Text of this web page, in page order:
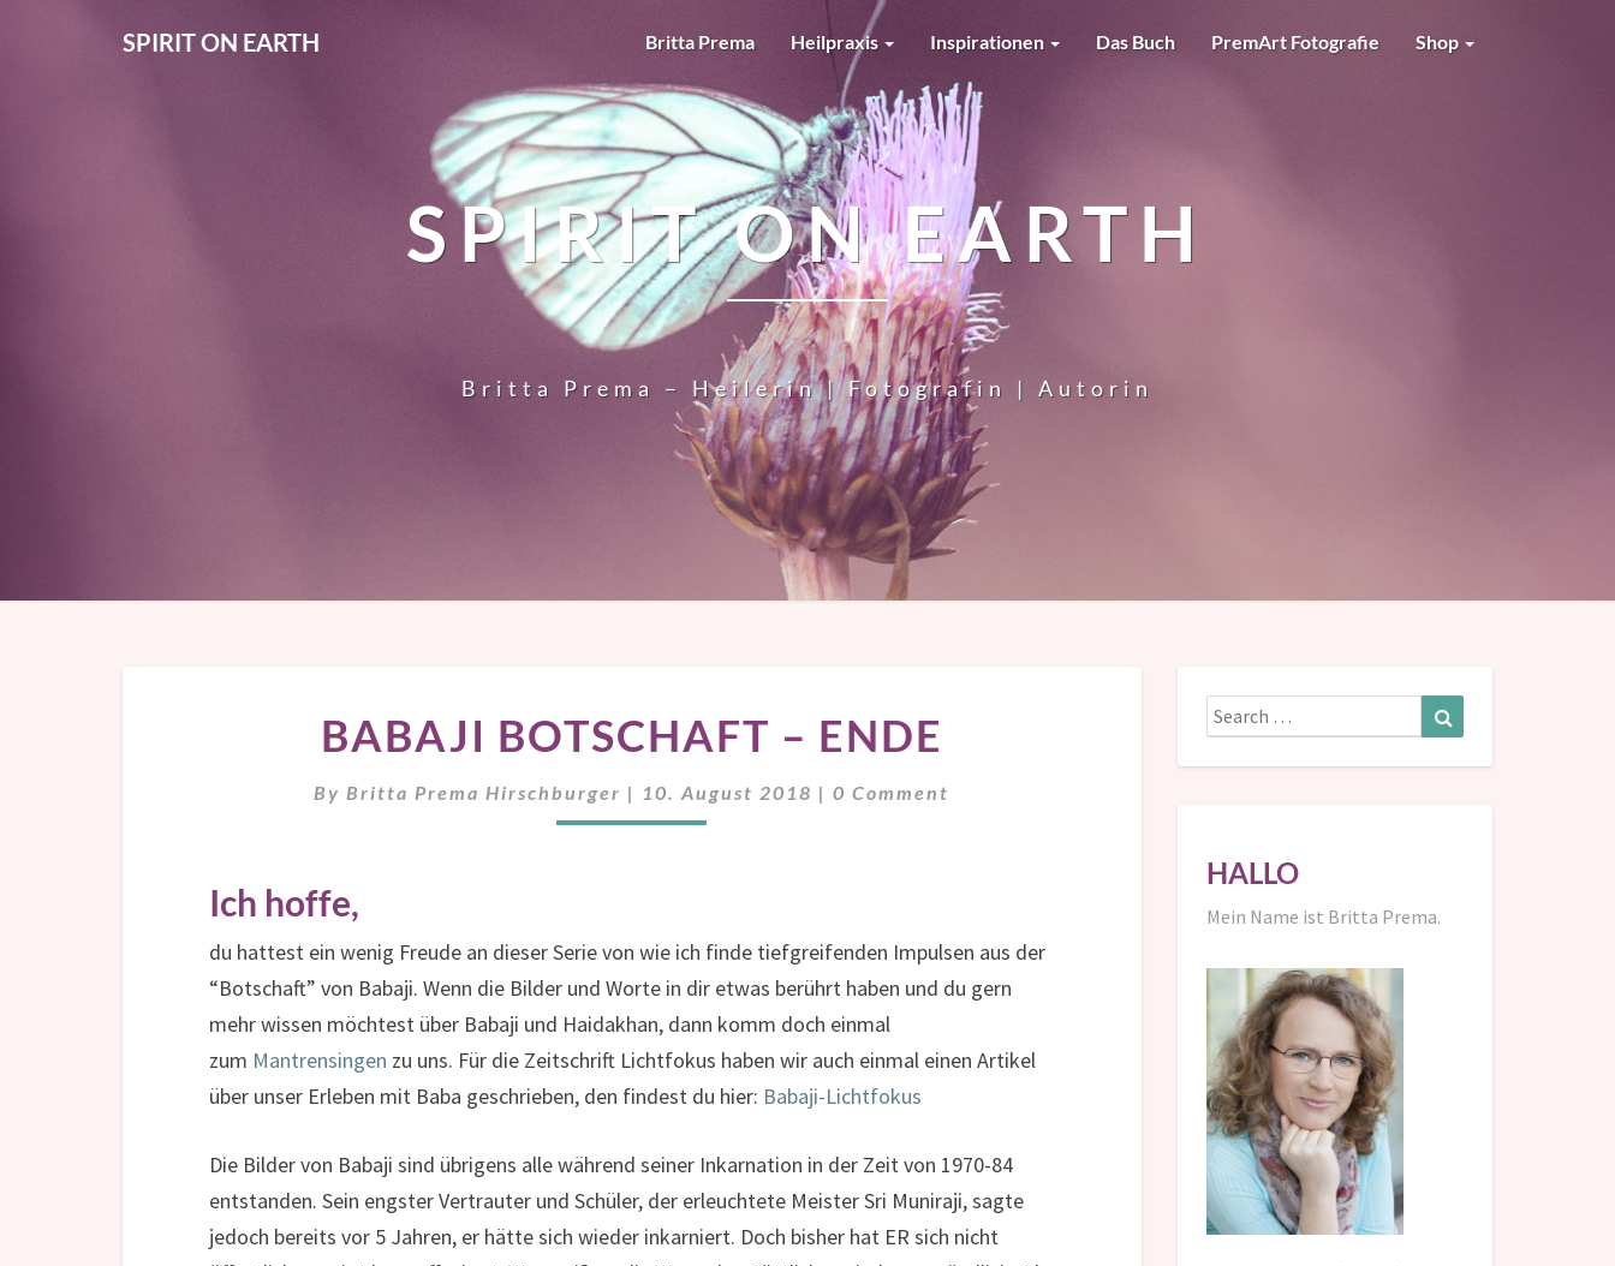
SPIRIT ON EARTH Britta Prema Heilpraxis Inspirationen Das Buch PremArt Fotografie Shop
SPIRIT ON EARTH
Britta Prema – Heilerin | Fotografin | Autorin
BOTSCHAFT
ENDE
BABAJI BOTSCHAFT – ENDE
ByBritta Prema Hirschburger | 10. August 2018 |Comments
0 Comment
Ich hoffe,
du hattest ein wenig Freude an dieser Serie von wie ich finde tiefgreifenden Impulsen aus der
“Botschaft” von Babaji. Wenn die Bilder und Worte in dir etwas berührt haben und du gern
mehr wissen möchtest über Babaji und Haidakhan, dann komm doch einmal
zum Mantrensingen zu uns. Für die Zeitschrift Lichtfokus haben wir auch einmal einen Artikel
über unser Erleben mit Baba geschrieben, den findest du hier: Babaji-Lichtfokus
Die Bilder von Babaji sind übrigens alle während seiner Inkarnation in der Zeit von 1970-84
entstanden. Sein engster Vertrauter und Schüler, der erleuchtete Meister Sri Muniraji, sagte
jedoch bereits vor 5 Jahren, er hätte sich wieder inkarniert. Doch bisher hat ER sich nicht
Search
for:
HALLO
Mein Name ist Britta Prema.